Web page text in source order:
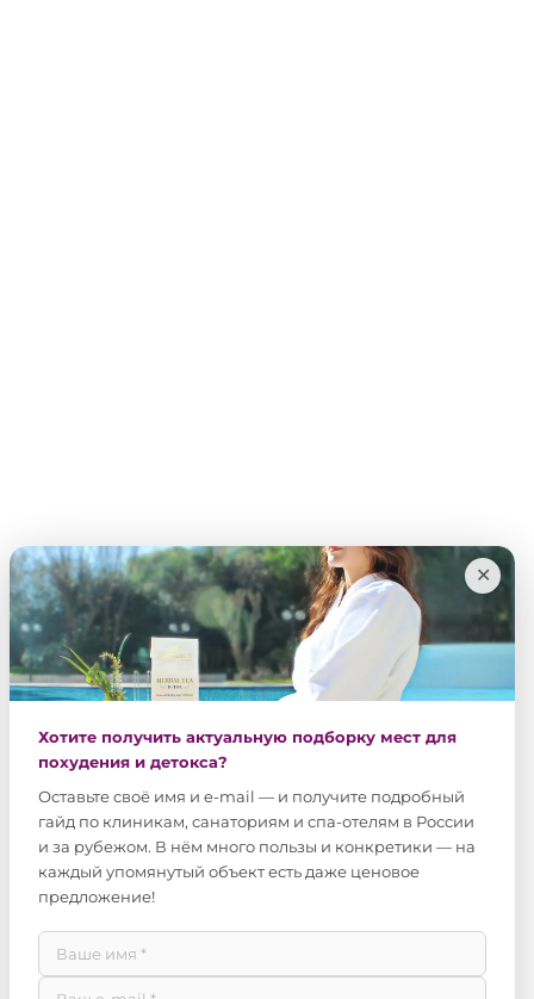
✕
Хотите получить актуальную подборку мест для
похудения и детокса?
Оставьте своё имя и e-mail — и получите подробный
гайд по клиникам, санаториям и спа-отелям в России
и за рубежом. В нём много пользы и конкретики — на
каждый упомянутый объект есть даже ценовое
предложение!